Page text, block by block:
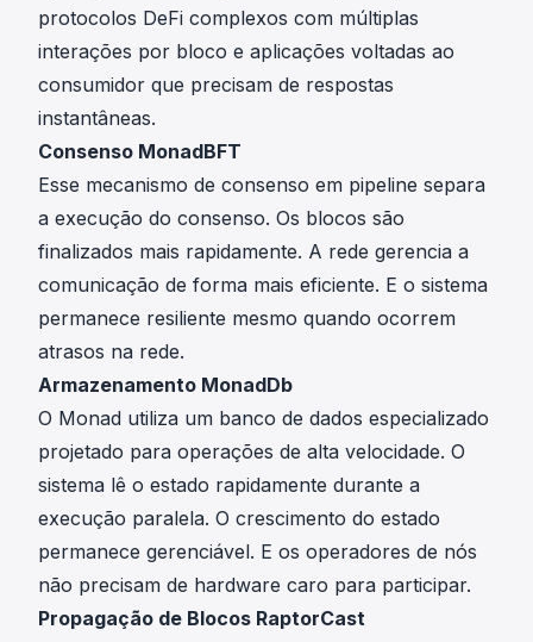
protocolos DeFi complexos com múltiplas
interações por bloco e aplicações voltadas ao
consumidor que precisam de respostas
instantâneas.
Consenso MonadBFT
Esse mecanismo de consenso em pipeline separa
a execução do consenso. Os blocos são
finalizados mais rapidamente. A rede gerencia a
comunicação de forma mais eficiente. E o sistema
permanece resiliente mesmo quando ocorrem
atrasos na rede.
Armazenamento MonadDb
O Monad utiliza um banco de dados especializado
projetado para operações de alta velocidade. O
sistema lê o estado rapidamente durante a
execução paralela. O crescimento do estado
permanece gerenciável. E os operadores de nós
não precisam de hardware caro para participar.
Propagação de Blocos RaptorCast